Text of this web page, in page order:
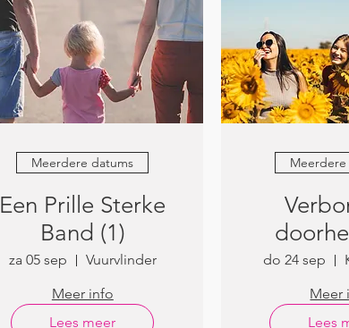
Meerdere datums
Een Prille Sterke
Band (1)
za 05 sep
Vuurvlinder
Meer info
Lees meer
do 24 sep
Meer
Lees